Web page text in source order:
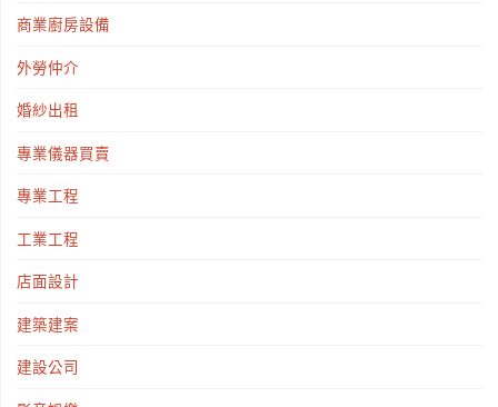
商業廚房設備
外勞仲介
婚紗出租
專業儀器買賣
專業工程
工業工程
店面設計
建築建案
建設公司